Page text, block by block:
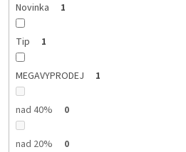
Novinka 1
Tip 1
MEGAVYPRODEJ 1
nad 40% 0
nad 20% 0